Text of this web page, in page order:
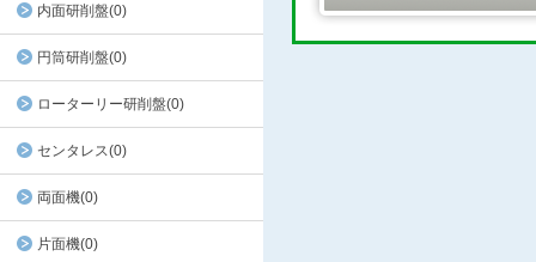
内面研削盤(0)
円筒研削盤(0)
ローターリー研削盤(0)
センタレス(0)
両面機(0)
片面機(0)